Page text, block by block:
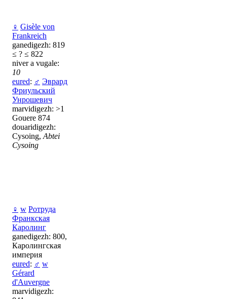
♀ Gisèle von
Frankreich
ganedigezh: 819
≤ ? ≤ 822
niver a vugale:
10
eured: ♂ Эврард
Фриульский
Унрошевич
marvidigezh: >1
Gouere 874
douaridigezh:
Cysoing, Abtei
Cysoing
♀ w Ротруда
Франкская
Каролинг
ganedigezh: 800,
Каролингская
империя
eured: ♂ w
Gérard
d'Auvergne
marvidigezh: